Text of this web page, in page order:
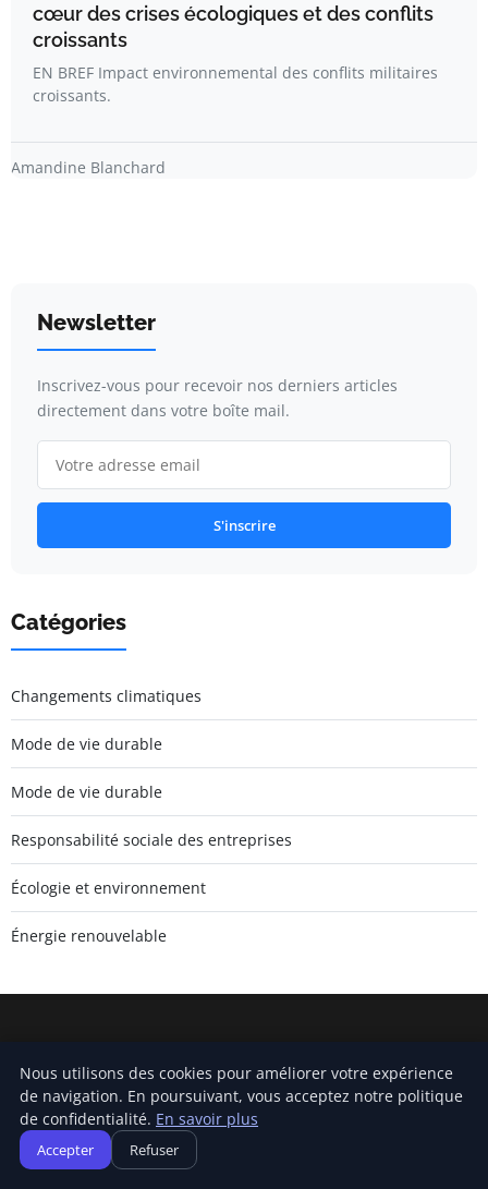
cœur des crises écologiques et des conflits
croissants
EN BREF Impact environnemental des conflits militaires
croissants.
Amandine Blanchard
Newsletter
Inscrivez-vous pour recevoir nos derniers articles
directement dans votre boîte mail.
S'inscrire
Catégories
Changements climatiques
Mode de vie durable
Mode de vie durable
Responsabilité sociale des entreprises
Écologie et environnement
Énergie renouvelable
Inscrivez-vous pour recevoir nos derniers articles directement
dans votre boîte mail.
Nous utilisons des cookies pour améliorer votre expérience
de navigation. En poursuivant, vous acceptez notre politique
de confidentialité. En savoir plus
Accepter Refuser